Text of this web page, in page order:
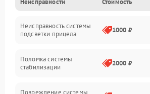
Механические повреждения
Неисправность фокусировки и оптики
Неисправности Стоимость
Неисправность системы
подсветки прицела
1000 ₽
Поломка системы
стабилизации
2000 ₽
Повреждение системы